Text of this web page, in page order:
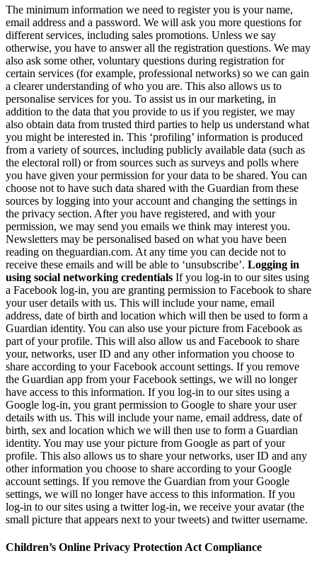
The minimum information we need to register you is your name,
email address and a password. We will ask you more questions for
different services, including sales promotions. Unless we say
otherwise, you have to answer all the registration questions. We may
also ask some other, voluntary questions during registration for
certain services (for example, professional networks) so we can gain
a clearer understanding of who you are. This also allows us to
personalise services for you. To assist us in our marketing, in
addition to the data that you provide to us if you register, we may
also obtain data from trusted third parties to help us understand what
you might be interested in. This ‘profiling’ information is produced
from a variety of sources, including publicly available data (such as
the electoral roll) or from sources such as surveys and polls where
you have given your permission for your data to be shared. You can
choose not to have such data shared with the Guardian from these
sources by logging into your account and changing the settings in
the privacy section. After you have registered, and with your
permission, we may send you emails we think may interest you.
Newsletters may be personalised based on what you have been
reading on theguardian.com. At any time you can decide not to
receive these emails and will be able to ‘unsubscribe’. Logging in
using social networking credentials If you log-in to our sites using
a Facebook log-in, you are granting permission to Facebook to share
your user details with us. This will include your name, email
address, date of birth and location which will then be used to form a
Guardian identity. You can also use your picture from Facebook as
part of your profile. This will also allow us and Facebook to share
your, networks, user ID and any other information you choose to
share according to your Facebook account settings. If you remove
the Guardian app from your Facebook settings, we will no longer
have access to this information. If you log-in to our sites using a
Google log-in, you grant permission to Google to share your user
details with us. This will include your name, email address, date of
birth, sex and location which we will then use to form a Guardian
identity. You may use your picture from Google as part of your
profile. This also allows us to share your networks, user ID and any
other information you choose to share according to your Google
account settings. If you remove the Guardian from your Google
settings, we will no longer have access to this information. If you
log-in to our sites using a twitter log-in, we receive your avatar (the
small picture that appears next to your tweets) and twitter username.
Children’s Online Privacy Protection Act Compliance